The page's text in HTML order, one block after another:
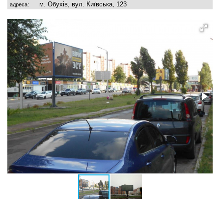
адреса: м. Обухів, вул. Київська, 123